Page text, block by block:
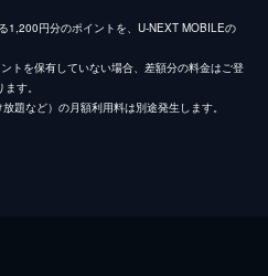
1,200円分のポイントを、U-NEXT MOBILEの
トを保有していない場合、差額分の料金はご登
す。
題など）の月額利用料は別途発生します。